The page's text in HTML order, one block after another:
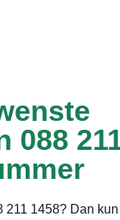
1458? Dan